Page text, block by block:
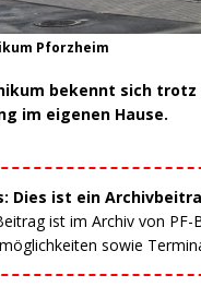
Pforzheim
bekennt sich
im eigenen Hause.
Dies ist ein
ist im Archiv von
sowie